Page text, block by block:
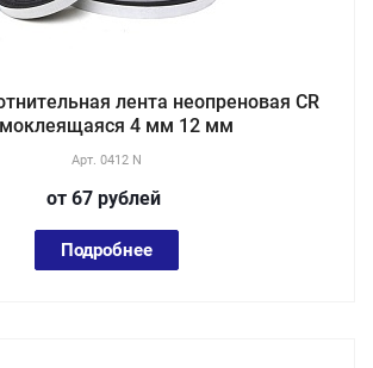
лента неопреновая CR
4 мм 12 мм
Арт. 0412 N
от 67 рублей
Подробнее